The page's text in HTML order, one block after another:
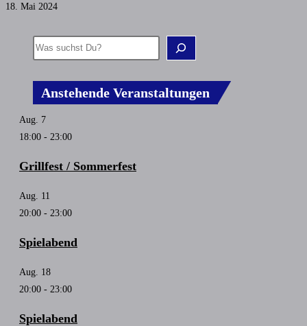
18. Mai 2024
Anstehende Veranstaltungen
Aug. 7
18:00 - 23:00
Grillfest / Sommerfest
Aug. 11
20:00 - 23:00
Spielabend
Aug. 18
20:00 - 23:00
Spielabend